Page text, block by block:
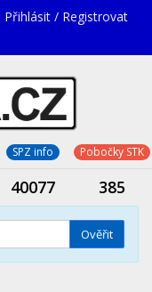
Přihlásit / Registrovat
SPZ info Pobočky STK
40077 385
Ověřit